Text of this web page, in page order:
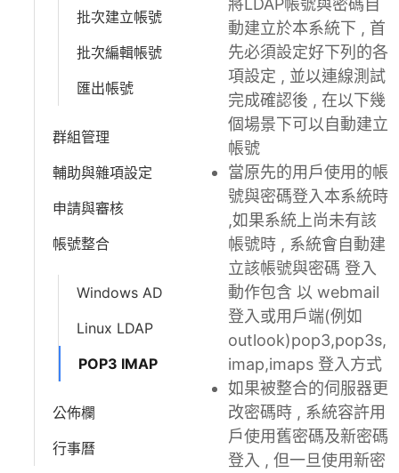
批次建立帳號
批次編輯帳號
匯出帳號
群組管理
輔助與雜項設定
申請與審核
帳號整合
Windows AD
Linux LDAP
POP3 IMAP
公佈欄
行事曆
將LDAP帳號與密碼自
動建立於本系統下 , 首
先必須設定好下列的各
項設定 , 並以連線測試
完成確認後 , 在以下幾
個場景下可以自動建立
帳號
當原先的用戶使用的帳
號與密碼登入本系統時
,如果系統上尚未有該
帳號時 , 系統會自動建
立該帳號與密碼 登入
動作包含 以 webmail
登入或用戶端(例如
outlook)pop3,pop3s,
imap,imaps 登入方式
如果被整合的伺服器更
改密碼時 , 系統容許用
戶使用舊密碼及新密碼
登入 , 但一旦使用新密